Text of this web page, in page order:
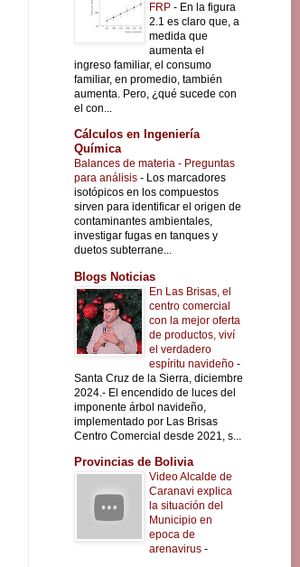
FRP - En la figura
2.1 es claro que, a
medida que
aumenta el
ingreso familiar, el consumo
familiar, en promedio, también
aumenta. Pero, ¿qué sucede con
el con...
Cálculos en Ingeniería
Química
Balances de materia - Preguntas
para análisis - Los marcadores
isotópicos en los compuestos
sirven para identificar el origen de
contaminantes ambientales,
investigar fugas en tanques y
duetos subterrane...
Blogs Noticias
En Las Brisas, el
centro comercial
con la mejor oferta
de productos, viví
el verdadero
espíritu navideño -
Santa Cruz de la Sierra, diciembre
2024.- El encendido de luces del
imponente árbol navideño,
implementado por Las Brisas
Centro Comercial desde 2021, s...
Provincias de Bolivia
Video Alcalde de
Caranavi explica
la situación del
Municipio en
epoca de
arenavirus -